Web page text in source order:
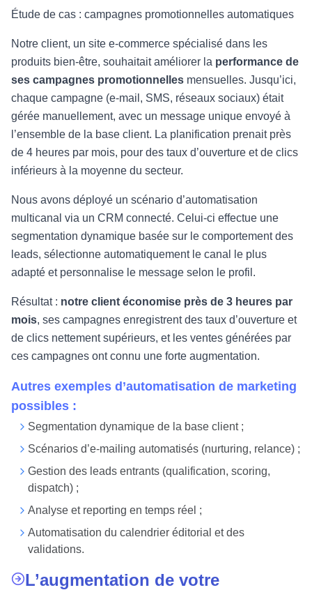
Étude de cas : campagnes promotionnelles automatiques
Notre client, un site e-commerce spécialisé dans les
produits bien-être, souhaitait améliorer la performance de
ses campagnes promotionnelles mensuelles. Jusqu’ici,
chaque campagne (e-mail, SMS, réseaux sociaux) était
gérée manuellement, avec un message unique envoyé à
l’ensemble de la base client. La planification prenait près
de 4 heures par mois, pour des taux d’ouverture et de clics
inférieurs à la moyenne du secteur.
Nous avons déployé un scénario d’automatisation
multicanal via un CRM connecté. Celui-ci effectue une
segmentation dynamique basée sur le comportement des
leads, sélectionne automatiquement le canal le plus
adapté et personnalise le message selon le profil.
Résultat : notre client économise près de 3 heures par
mois, ses campagnes enregistrent des taux d’ouverture et
de clics nettement supérieurs, et les ventes générées par
ces campagnes ont connu une forte augmentation.
Autres exemples d’automatisation de marketing
possibles :
Segmentation dynamique de la base client ;
Scénarios d’e-mailing automatisés (nurturing, relance) ;
Gestion des leads entrants (qualification, scoring,
dispatch) ;
Analyse et reporting en temps réel ;
Automatisation du calendrier éditorial et des
validations.
L’augmentation de votre